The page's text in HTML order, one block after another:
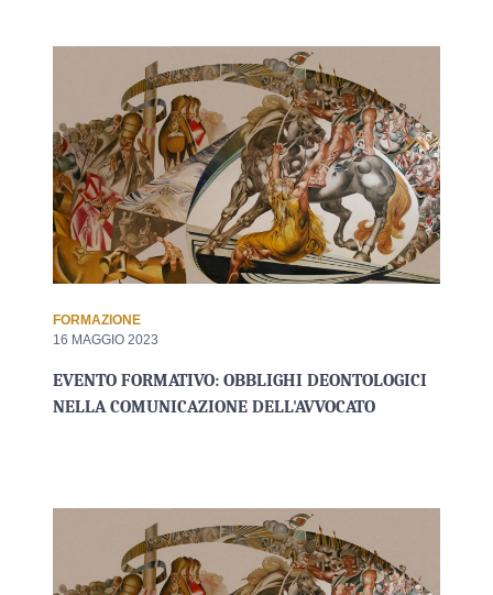
FORMAZIONE
16 MAGGIO 2023
EVENTO FORMATIVO: OBBLIGHI DEONTOLOGICI
NELLA COMUNICAZIONE DELL'AVVOCATO